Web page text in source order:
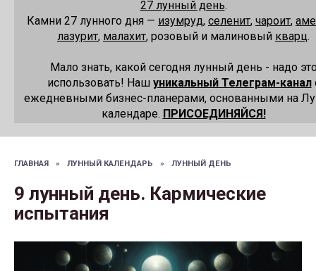
27 лунный день.
Камни 27 лунного дня — изумруд, селенит, чароит,
лазурит, малахит, розовый и малиновый кварц.
Мало знать, какой сегодня лунный день - надо
использовать! Наш уникальный Телеграм-канал
ежедневными бизнес-планерами, основанными на
календаре. ПРИСОЕДИНЯЙСЯ!
ГЛАВНАЯ » ЛУННЫЙ КАЛЕНДАРЬ » ЛУННЫЙ ДЕНЬ
9 лунный день. Кармические
испытания